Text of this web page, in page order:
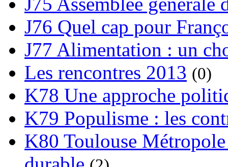
J76 Quel cap pour
J77 Alimentation : un
Les rencontres 2013 (0)
K78 Une approche
K79 Populisme : les
K80 Toulouse